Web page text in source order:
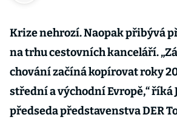
Krize nehrozí. Naopak přibývá
na trhu cestovních kanceláří.
chování začíná kopírovat roky
střední a východní Evropě,“ říká
předseda představenstva DER